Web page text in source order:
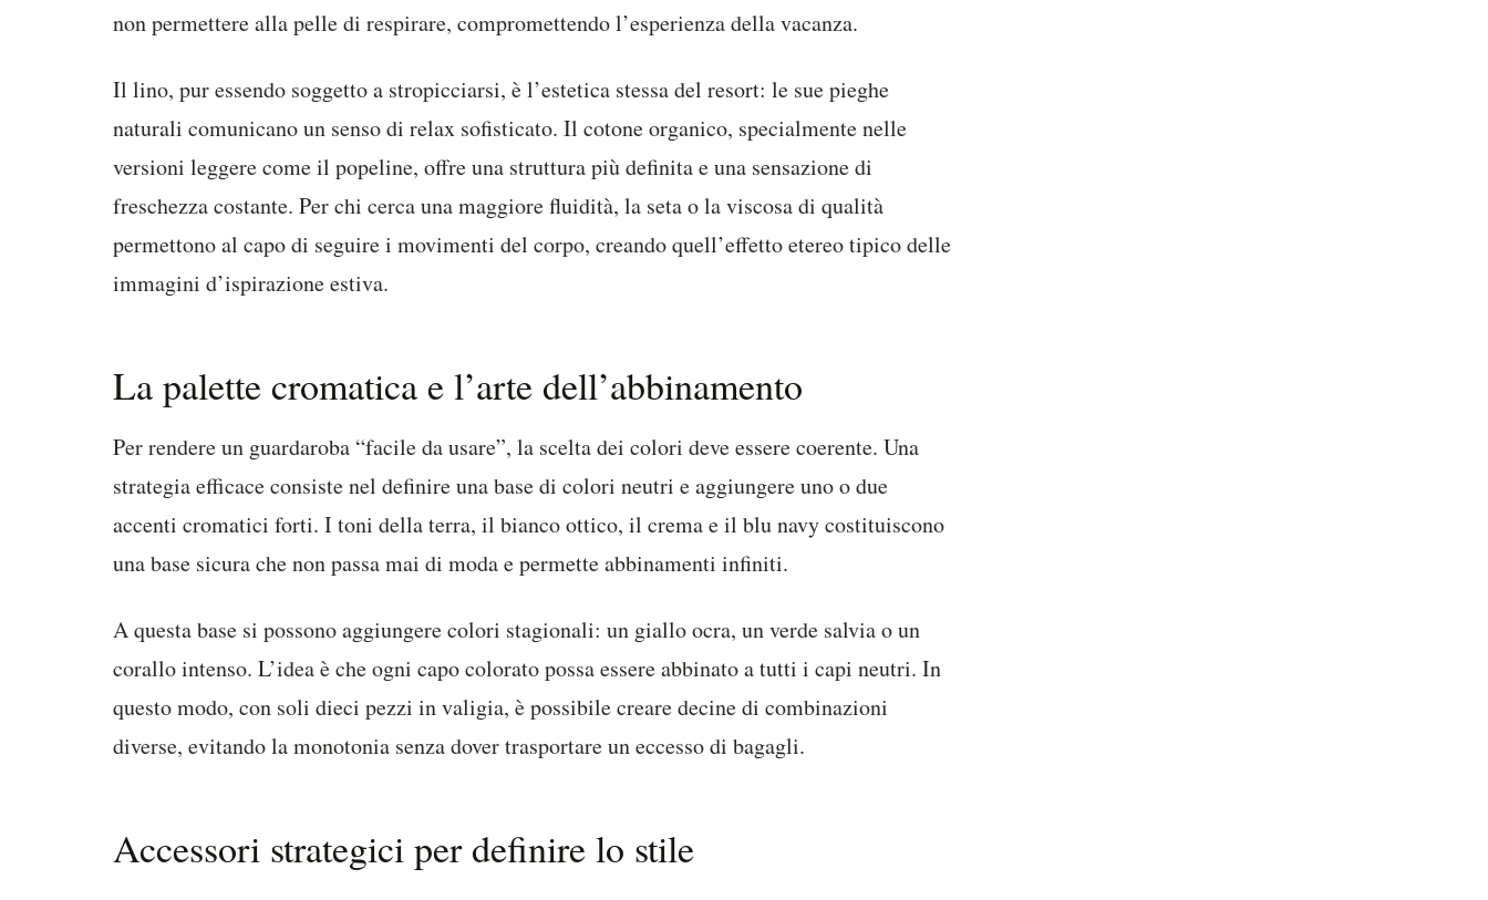
non permettere alla pelle di respirare, compromettendo l’esperienza della vacanza.
Il lino, pur essendo soggetto a stropicciarsi, è l’estetica stessa del resort: le sue pieghe
naturali comunicano un senso di relax sofisticato. Il cotone organico, specialmente nelle
versioni leggere come il popeline, offre una struttura più definita e una sensazione di
freschezza costante. Per chi cerca una maggiore fluidità, la seta o la viscosa di qualità
permettono al capo di seguire i movimenti del corpo, creando quell’effetto etereo tipico delle
immagini d’ispirazione estiva.
La palette cromatica e l’arte dell’abbinamento
Per rendere un guardaroba “facile da usare”, la scelta dei colori deve essere coerente. Una
strategia efficace consiste nel definire una base di colori neutri e aggiungere uno o due
accenti cromatici forti. I toni della terra, il bianco ottico, il crema e il blu navy costituiscono
una base sicura che non passa mai di moda e permette abbinamenti infiniti.
A questa base si possono aggiungere colori stagionali: un giallo ocra, un verde salvia o un
corallo intenso. L’idea è che ogni capo colorato possa essere abbinato a tutti i capi neutri. In
questo modo, con soli dieci pezzi in valigia, è possibile creare decine di combinazioni
diverse, evitando la monotonia senza dover trasportare un eccesso di bagagli.
Accessori strategici per definire lo stile